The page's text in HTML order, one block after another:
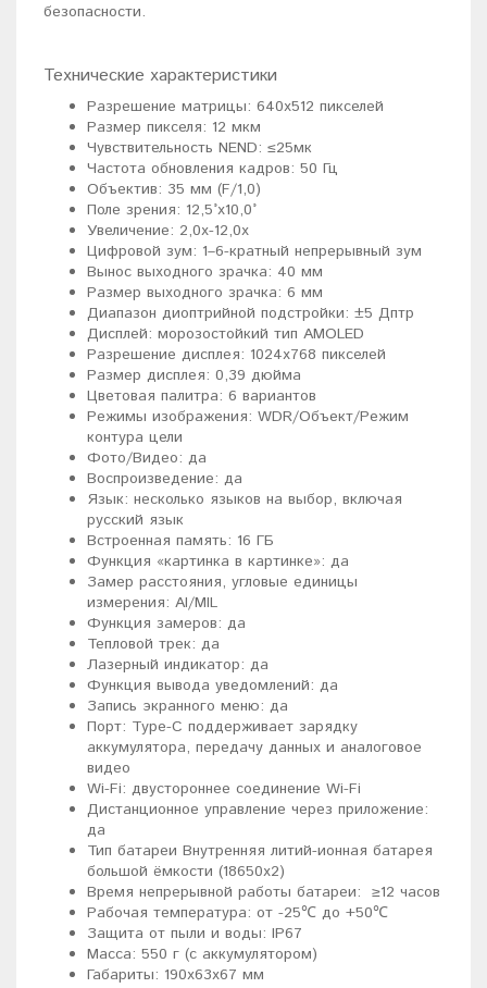
безопасности.
Технические характеристики
Разрешение матрицы: 640x512 пикселей
Размер пикселя: 12 мкм
Чувствительность NEND: ≤25мк
Частота обновления кадров: 50 Гц
Объектив: 35 мм (F/1,0)
Поле зрения: 12,5°x10,0°
Увеличение: 2,0х-12,0х
Цифровой зум: 1–6-кратный непрерывный зум
Вынос выходного зрачка: 40 мм
Размер выходного зрачка: 6 мм
Диапазон диоптрийной подстройки: ±5 Дптр
Дисплей: морозостойкий тип AMOLED
Разрешение дисплея: 1024x768 пикселей
Размер дисплея: 0,39 дюйма
Цветовая палитра: 6 вариантов
Режимы изображения: WDR/Объект/Режим
контура цели
Фото/Видео: да
Воспроизведение: да
Язык: несколько языков на выбор, включая
русский язык
Встроенная память: 16 ГБ
Функция «картинка в картинке»: да
Замер расстояния, угловые единицы
измерения: AI/MIL
Функция замеров: да
Тепловой трек: да
Лазерный индикатор: да
Функция вывода уведомлений: да
Запись экранного меню: да
Порт: Type-C поддерживает зарядку
аккумулятора, передачу данных и аналоговое
видео
Wi-Fi: двустороннее соединение Wi-Fi
Дистанционное управление через приложение:
да
Тип батареи Внутренняя литий-ионная батарея
большой ёмкости (18650x2)
Время непрерывной работы батареи: ≥12 часов
Рабочая температура: от -25℃ до +50℃
Защита от пыли и воды: IP67
Масса: 550 г (с аккумулятором)
Габариты: 190x63x67 мм